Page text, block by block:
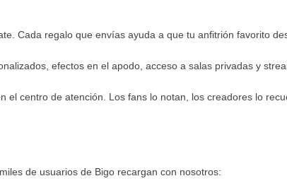
Cada regalo que envías ayuda a que tu anfitrión favorito
efectos en el apodo, acceso a salas privadas y
centro de atención. Los fans lo notan, los creadores lo
de usuarios de Bigo recargan con nosotros: